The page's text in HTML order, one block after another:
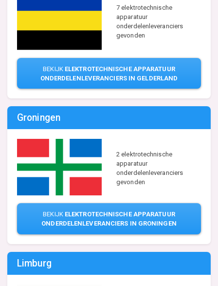
7 elektrotechnische
apparatuur
onderdelenleveranciers
gevonden
BEKIJK ELEKTROTECHNISCHE APPARATUUR
ONDERDELENLEVERANCIERS IN GELDERLAND
Groningen
2 elektrotechnische
apparatuur
onderdelenleveranciers
gevonden
BEKIJK ELEKTROTECHNISCHE APPARATUUR
ONDERDELENLEVERANCIERS IN GRONINGEN
Limburg